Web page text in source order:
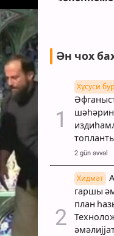
Ән чох
Хүсуси
2 gün əvvəl
Хидмәт
гаршы
план